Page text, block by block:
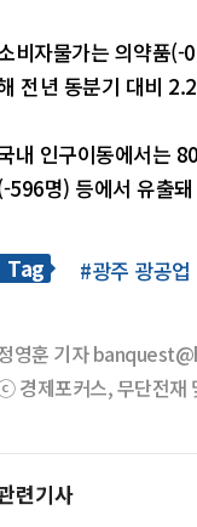
비자물가는 의약품
전년 동분기 대비
내 인구이동에서는
596명) 등에서 유출
Tag #광주 광공업
영훈 기자
경제포커스, 무단전재
련기사